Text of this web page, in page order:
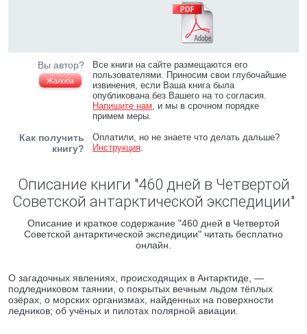
Вы автор?
Жалоба
Все книги на сайте размещаются его
пользователями. Приносим свои глубочайшие
извинения, если Ваша книга была
опубликована без Вашего на то согласия.
Напишите нам, и мы в срочном порядке
примем меры.
Как получить
книгу?
Оплатили, но не знаете что делать дальше?
Инструкция.
Описание книги "460 дней в Четвертой
Советской антарктической экспедиции"
Описание и краткое содержание "460 дней в Четвертой
Советской антарктической экспедиции" читать бесплатно
онлайн.
О загадочных явлениях, происходящих в Антарктиде, —
подледниковом таянии, о покрытых вечным льдом тёплых
озёрах, о морских организмах, найденных на поверхности
ледников; об учёных и пилотах полярной авиации.